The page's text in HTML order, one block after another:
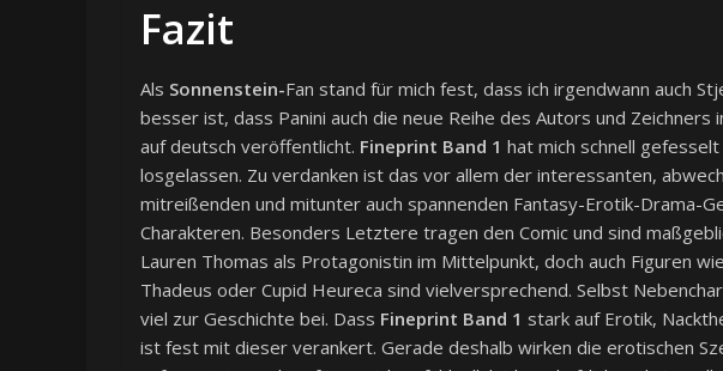
Fazit
Als Sonnenstein-Fan stand für mich fest, dass ich irgendwann auch
besser ist, dass Panini auch die neue Reihe des Autors und
auf deutsch veröffentlicht. Fineprint Band 1 hat mich schnell
losgelassen. Zu verdanken ist das vor allem der interessanten,
mitreißenden und mitunter auch spannenden Fantasy-Erotik-Drama-
Charakteren. Besonders Letztere tragen den Comic und sind
Lauren Thomas als Protagonistin im Mittelpunkt, doch auch Figuren
Thadeus oder Cupid Heureca sind vielversprechend. Selbst
viel zur Geschichte bei. Dass Fineprint Band 1 stark auf Erotik,
ist fest mit dieser verankert. Gerade deshalb wirken die erotischen